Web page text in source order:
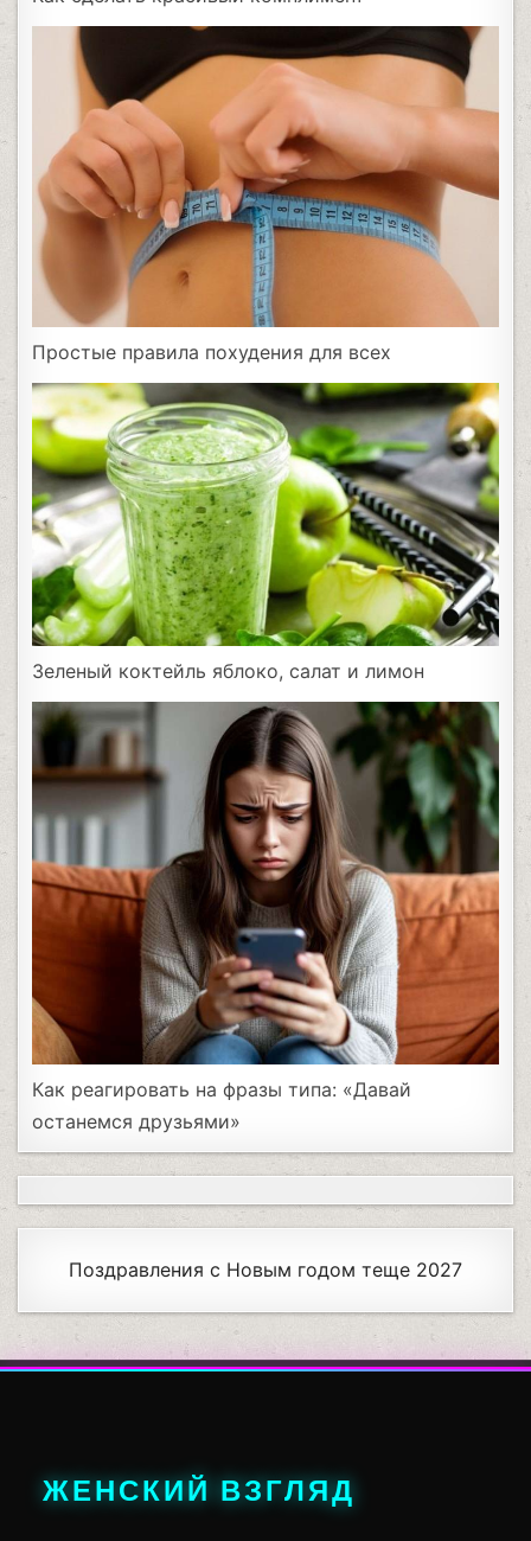
Простые правила похудения для всех
Зеленый коктейль яблоко, салат и лимон
Как реагировать на фразы типа: «Давай
останемся друзьями»
Поздравления с Новым годом теще 2027
ЖЕНСКИЙ ВЗГЛЯД